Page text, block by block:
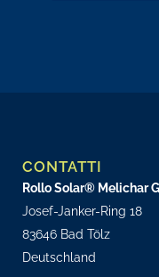
CONTATTI
Rollo Solar® Melichar
Josef-Janker-Ring 18
83646 Bad Tölz
Deutschland